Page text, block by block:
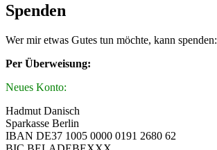
Spenden
Wer mir etwas Gutes tun möchte, kann spenden:
Per Überweisung:
Neues Konto:
Hadmut Danisch
Sparkasse Berlin
IBAN DE37 1005 0000 0191 2680 62